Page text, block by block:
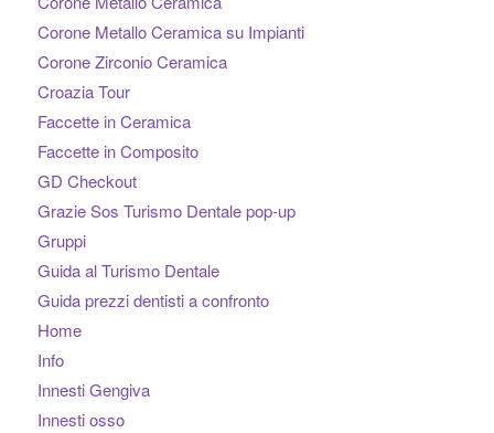
Corone Metallo Ceramica su Impianti
Corone Zirconio Ceramica
Croazia Tour
Faccette in Ceramica
Faccette in Composito
GD Checkout
Grazie Sos Turismo Dentale pop-up
Gruppi
Guida al Turismo Dentale
Guida prezzi dentisti a confronto
Home
Info
Innesti Gengiva
Innesti osso